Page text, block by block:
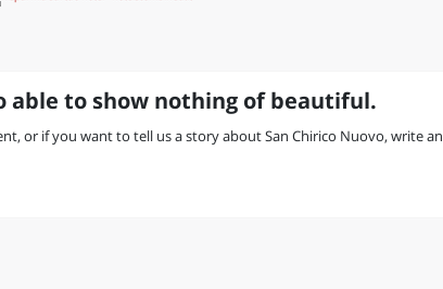
able to show nothing of beautiful.
or if you want to tell us a story about San Chirico Nuovo, write an